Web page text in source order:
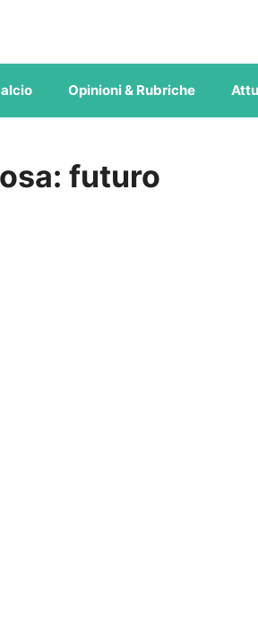
Opinioni & Rubriche
futuro